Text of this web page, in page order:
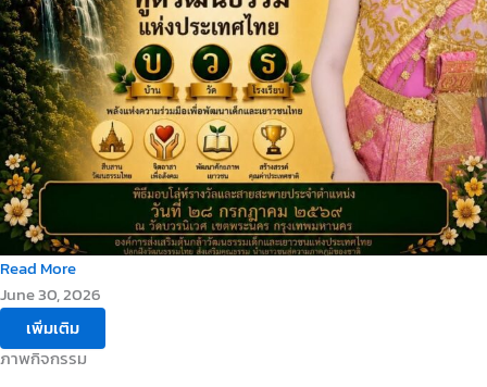
Read More
June 30, 2026
เพิ่มเติม
ภาพกิจกรรม